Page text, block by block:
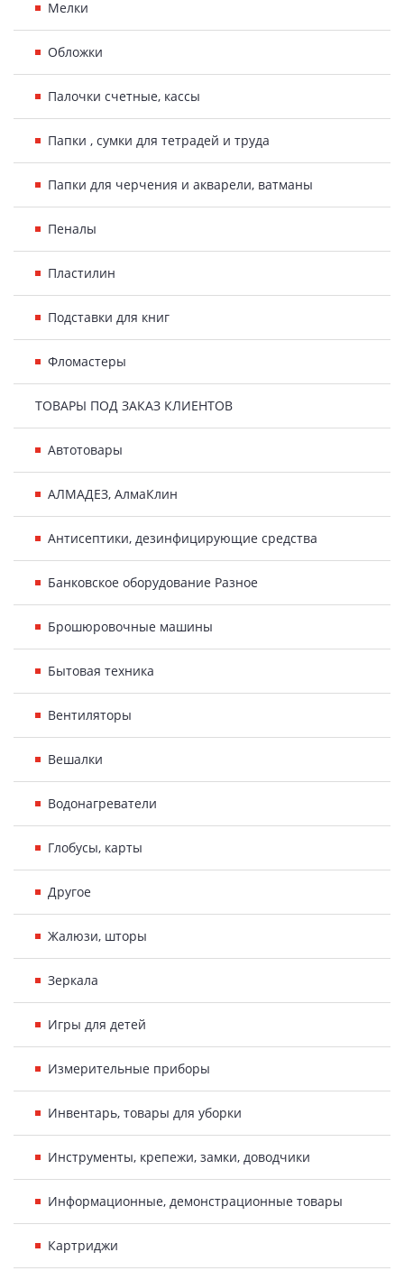
Мелки
Обложки
Палочки счетные, кассы
Папки , сумки для тетрадей и труда
Папки для черчения и акварели, ватманы
Пеналы
Пластилин
Подставки для книг
Фломастеры
ТОВАРЫ ПОД ЗАКАЗ КЛИЕНТОВ
Автотовары
АЛМАДЕЗ, АлмаКлин
Антисептики, дезинфицирующие средства
Банковское оборудование Разное
Брошюровочные машины
Бытовая техника
Вентиляторы
Вешалки
Водонагреватели
Глобусы, карты
Другое
Жалюзи, шторы
Зеркала
Игры для детей
Измерительные приборы
Инвентарь, товары для уборки
Инструменты, крепежи, замки, доводчики
Информационные, демонстрационные товары
Картриджи